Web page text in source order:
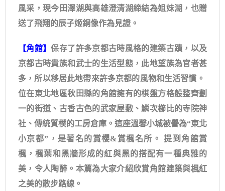
風采，現今田澤湖與高雄澄清湖締結為姐妹湖，也贈
送了飛翔的辰子姬銅像作為見證。
【角館】保存了許多京都古時風格的建築古蹟，以及
京都古時貴族和武士的生活型態，此地望族為官者甚
多，所以移居此地帶來許多京都的風物和生活習慣。 ​
位在東北地區秋田縣的角館擁有的棋盤方格般整齊劃
一的街道、古香古色的武家屋敷、鱗次櫛比的寺院神
社、傳統質樸的工房倉庫。這座溫馨小城被譽為“東北
小京都”，是著名的賞櫻&賞楓名所。 提到角館賞
楓，楓葉和黑牆形成的紅與黑的搭配有一種典雅的
美，令人陶醉。本篇為大家介紹欣賞角館建築與楓紅
之美的散步路線。